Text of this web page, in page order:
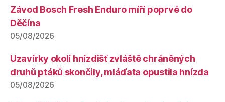
Závod Bosch Fresh Enduro míří poprvé do
Děčína
05/08/2026
Uzavírky okolí hnízdišť zvláště chráněných
druhů ptáků skončily, mláďata opustila hnízda
05/08/2026